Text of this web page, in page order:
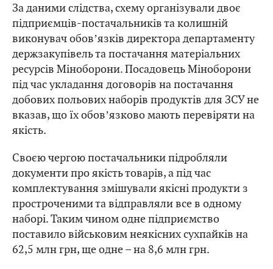
За даними слідства, схему організували двоє
підприємців-постачальників та колишній
виконувач обовʼязків директора департаменту
держзакупівель та постачання матеріальних
ресурсів Міноборони. Посадовець Міноборони
під час укладання договорів на постачання
добових польових наборів продуктів для ЗСУ не
вказав, що їх обовʼязково мають перевіряти на
якість.
Своєю чергою постачальники підробляли
документи про якість товарів, а під час
комплектування змішували якісні продукти з
простроченими та відправляли все в одному
наборі. Таким чином одне підприємство
поставило військовим неякісних сухпайків на
62,5 млн грн, ще одне – на 8,6 млн грн.